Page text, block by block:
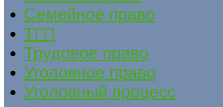
Семейное право
ТГП
Трудовое право
Уголовное право
Уголовный процесс